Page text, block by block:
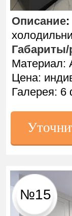
№15
Описание:
Материал:
Цена:
Галерея: 6